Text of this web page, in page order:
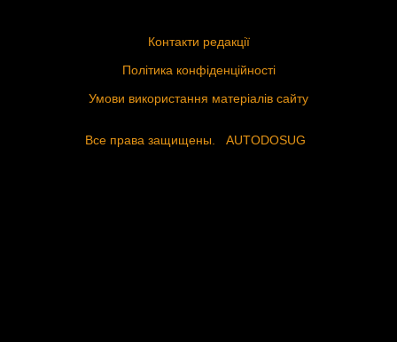
Контакти редакції
Політика конфіденційності
Умови використання матеріалів сайту
Все права защищены. AUTODOSUG